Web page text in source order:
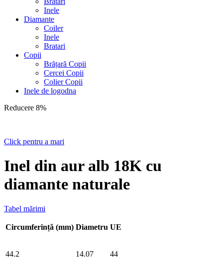
Inele
Diamante
Coiler
Inele
Bratari
Copii
Brățară Copii
Cercei Copii
Colier Copii
Inele de logodna
Reducere 8%
Click pentru a mari
Inel din aur alb 18K cu
diamante naturale
Tabel mărimi
Circumferință (mm) Diametru UE
44.2 14.07 44